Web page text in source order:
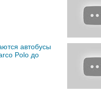
автобусы
Polo до